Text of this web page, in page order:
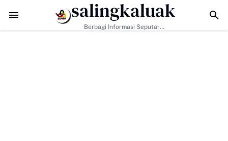
Hadapi Tantangan Era Digital, Arisal Aziz Ajak Masyarakat Perkuat
salingkaluak
Berbagi Informasi Seputar